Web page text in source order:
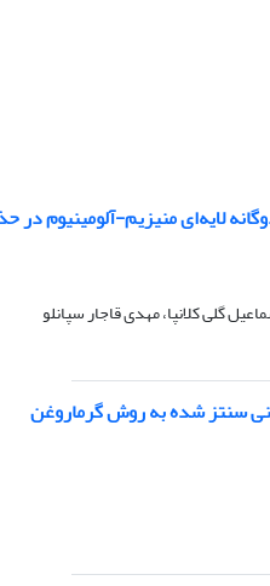
لایه‌ای منیزیم-آلومینیوم
گلی کلانپا، مهدی قاجار سپانلو
سنتز شده به روش گرماروغن